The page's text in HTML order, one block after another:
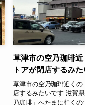
草津市の空乃珈琲
トアが閉店するみ
草津市の空乃珈琲近くの
店するみたいです 滋賀
乃珈琲」へたまに行く